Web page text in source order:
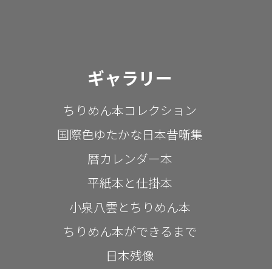
ギャラリー
ちりめん本コレクション
国際色ゆたかな日本昔噺集
暦カレンダー本
平紙本と仕掛本
小泉八雲とちりめん本
ちりめん本ができるまで
日本残像